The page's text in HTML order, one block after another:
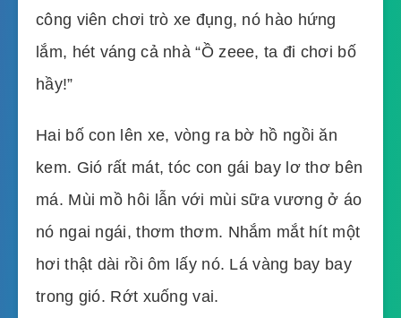
công viên chơi trò xe đụng, nó hào hứng
lắm, hét váng cả nhà “Ồ zeee, ta đi chơi bố
hầy!”
Hai bố con lên xe, vòng ra bờ hồ ngồi ăn
kem. Gió rất mát, tóc con gái bay lơ thơ bên
má. Mùi mồ hôi lẫn với mùi sữa vương ở áo
nó ngai ngái, thơm thơm. Nhắm mắt hít một
hơi thật dài rồi ôm lấy nó. Lá vàng bay bay
trong gió. Rớt xuống vai.